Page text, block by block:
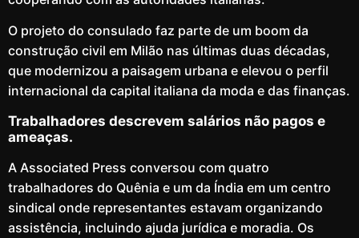
O projeto do consulado faz parte de um boom da
construção civil em Milão nas últimas duas décadas,
que modernizou a paisagem urbana e elevou o perfil
internacional da capital italiana da moda e das finanças.
Trabalhadores descrevem salários não pagos e
ameaças.
A Associated Press conversou com quatro
trabalhadores do Quênia e um da Índia em um centro
sindical onde representantes estavam organizando
assistência, incluindo ajuda jurídica e moradia. Os